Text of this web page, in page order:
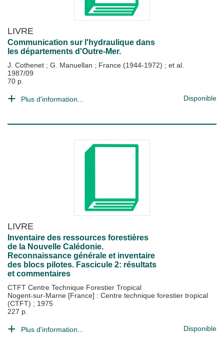
LIVRE
Communication sur l'hydraulique dans
les départements d'Outre-Mer.
J. Cothenet ; G. Manuellan ; France (1944-1972) ; et al.
1987/09
70 p.
Plus d'information... Disponible
LIVRE
Inventaire des ressources forestières
de la Nouvelle Calédonie.
Reconnaissance générale et inventaire
des blocs pilotes. Fascicule 2: résultats
et commentaires
CTFT Centre Technique Forestier Tropical
Nogent-sur-Marne [France] : Centre technique forestier tropical
(CTFT) ; 1975
227 p.
Plus d'information... Disponible